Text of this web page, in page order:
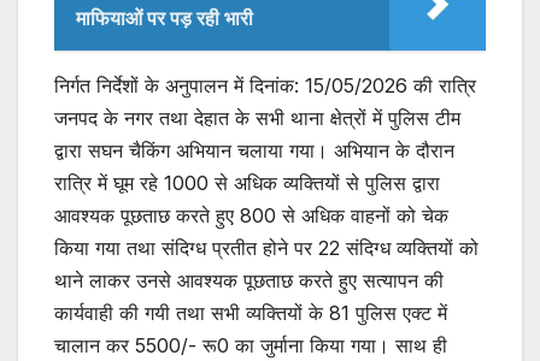
माफियाओं पर पड़ रही भारी
निर्गत निर्देशों के अनुपालन में दिनांक: 15/05/2026 की रात्रि
जनपद के नगर तथा देहात के सभी थाना क्षेत्रों में पुलिस टीम
द्वारा सघन चैकिंग अभियान चलाया गया। अभियान के दौरान
रात्रि में घूम रहे 1000 से अधिक व्यक्तियों से पुलिस द्वारा
आवश्यक पूछताछ करते हुए 800 से अधिक वाहनों को चेक
किया गया तथा संदिग्ध प्रतीत होने पर 22 संदिग्ध व्यक्तियों को
थाने लाकर उनसे आवश्यक पूछताछ करते हुए सत्यापन की
कार्यवाही की गयी तथा सभी व्यक्तियों के 81 पुलिस एक्ट में
चालान कर 5500/- रू0 का जुर्माना किया गया। साथ ही